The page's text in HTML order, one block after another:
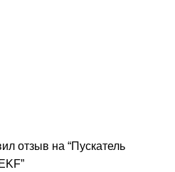
отзыв на “Пускатель